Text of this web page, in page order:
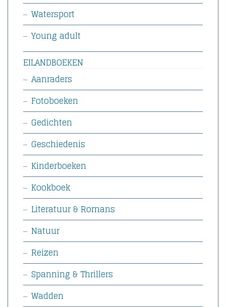
Watersport
Young adult
EILANDBOEKEN
Aanraders
Fotoboeken
Gedichten
Geschiedenis
Kinderboeken
Kookboek
Literatuur & Romans
Natuur
Reizen
Spanning & Thrillers
Wadden